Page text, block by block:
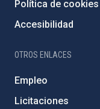
Política de cookies
Accesibilidad
OTROS ENLACES
Empleo
Licitaciones